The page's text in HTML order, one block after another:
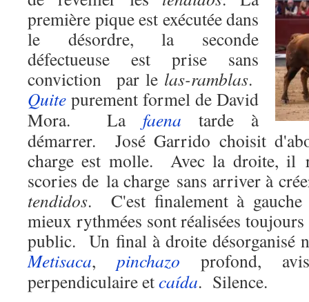
première pique est exécutée dans
le désordre, la seconde
défectueuse est prise sans
conviction
par lelas-ramblas.
Quite purement formel de David
Mora.
La faena tarde à
démarrer. JoséGarrido choisit
charge est molle.
Avec la droite, il
scories de la charge sans arriver à
tendidos.
C'est finalement à
mieux rythmées sont réalisées
public.
Un final à droite désorganisé
Metisaca, pinchazo profond,
perpendiculaire etcaída. Silence.